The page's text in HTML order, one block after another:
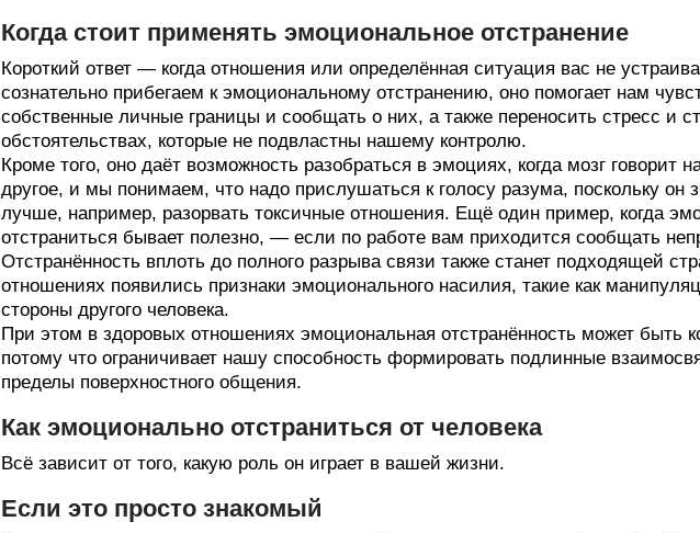
Когда стоит применять эмоциональное отстранение
Короткий ответ — когда отношения или определённая ситуация вас не
сознательно прибегаем к эмоциональному отстранению, оно помогает нам
собственные личные границы и сообщать о них, а также переносить стресс и
обстоятельствах, которые не подвластны нашему контролю.
Кроме того, оно даёт возможность разобраться в эмоциях, когда мозг говорит
другое, и мы понимаем, что надо прислушаться к голосу разума, поскольку он
лучше, например, разорвать токсичные отношения. Ещё один пример, когда
отстраниться бывает полезно, — если по работе вам приходится сообщать
Отстранённость вплоть до полного разрыва связи также станет подходящей
отношениях появились признаки эмоционального насилия, такие как
стороны другого человека.
При этом в здоровых отношениях эмоциональная отстранённость может быть
потому что ограничивает нашу способность формировать подлинные
пределы поверхностного общения.
Как эмоционально отстраниться от человека
Всё зависит от того, какую роль он играет в вашей жизни.
Если это просто знакомый